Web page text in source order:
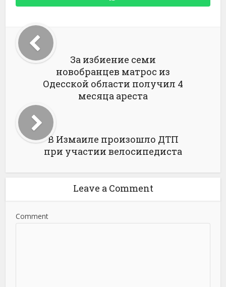
За избиение семи
новобранцев матрос из
Одесской области получил 4
месяца ареста
В Измаиле произошло ДТП
при участии велосипедиста
Leave a Comment
Comment